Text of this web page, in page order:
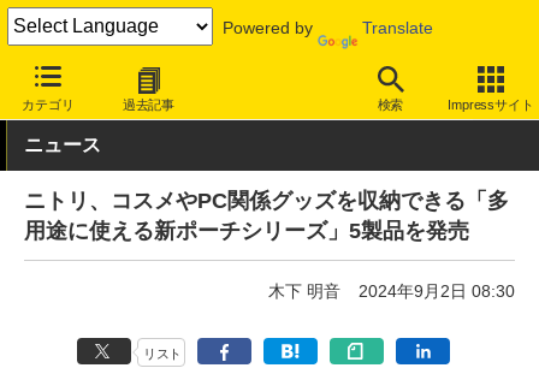
Powered by Translate
カテゴリ 過去記事 検索 Impressサイト
INTERNET Watch トピック テレワーク
ニュース
ニトリ、コスメやPC関係グッズを収納できる「多
用途に使える新ポーチシリーズ」5製品を発売
木下 明音 2024年9月2日 08:30
リスト